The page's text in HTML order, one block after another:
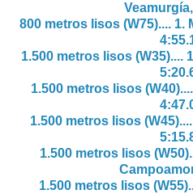
800 metros lisos (W75).... 1.
1.500 metros lisos (W35)....
1.500 metros lisos
1.500 metros lisos
1.500 metros lisos
1.500 metros lisos